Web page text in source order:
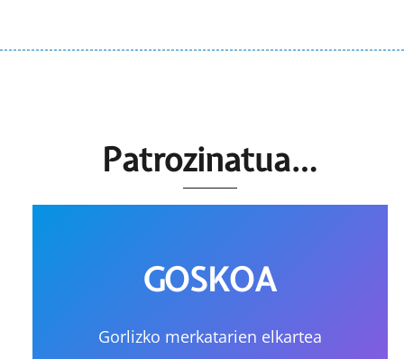
Patrozinatua…
GOSKOA
Gorlizko merkatarien elkartea